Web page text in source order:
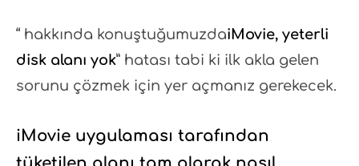
“ hakkında konuştuğumuzdaiMovie, yeterli
disk alanı yok” hatası tabi ki ilk akla gelen
sorunu çözmek için yer açmanız gerekecek.
iMovie uygulaması tarafından